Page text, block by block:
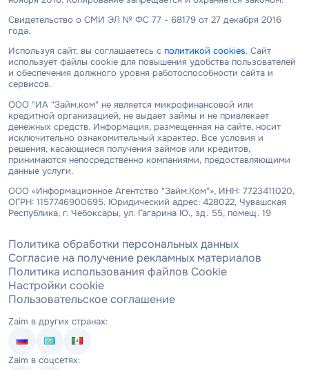
Свидетельство о СМИ ЭЛ № ФС 77 - 68179 от 27 декабря 2016
года.
Используя сайт, вы соглашаетесь с политикой cookies. Сайт
использует файлы cookie для повышения удобства пользователей
и обеспечения должного уровня работоспособности сайта и
сервисов.
ООО "ИА "Займ.ком" не является микрофинансовой или
кредитной организацией, не выдает займы и не привлекает
денежных средств. Информация, размещенная на сайте, носит
исключительно ознакомительный характер. Все условия и
решения, касающиеся получения займов или кредитов,
принимаются непосредственно компаниями, предоставляющими
данные услуги.
ООО «Информационное Агентство "Займ.Ком"», ИНН: 7723411020,
ОГРН: 1157746900695. Юридический адрес: 428022, Чувашская
Республика, г. Чебоксары, ул. Гагарина Ю., зд. 55, помещ. 19
Политика обработки персональных данных
Согласие на получение рекламных материалов
Политика использования файлов Cookie
Настройки cookie
Пользовательское соглашение
Zaim в других странах:
Zaim в соцсетях: